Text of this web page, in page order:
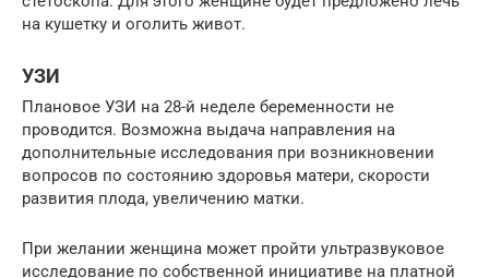
на кушетку и оголить живот.
УЗИ
Плановое УЗИ на 28-й неделе беременности не
проводится. Возможна выдача направления на
дополнительные исследования при возникновении
вопросов по состоянию здоровья матери, скорости
развития плода, увеличению матки.
При желании женщина может пройти ультразвуковое
исследование по собственной инициативе на платной